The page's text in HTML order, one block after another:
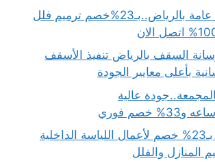
شركة ترميمات عامة بالرياض..بـ23%خصم ترميم فلل
السقف بالرياض تنفيذ الأسقف
بأعلى معايير الجودة
عالية
مليس بالرياض بـ23% خصم لأعمال اللياسة الداخلية
المنازل والفلل